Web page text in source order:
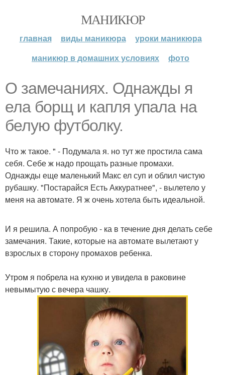
МАНИКЮР
главная виды маникюра
уроки маникюра
маникюр в домашних условиях
фото
О замечаниях. Однажды я
ела борщ и капля упала на
белую футболку.
Что ж такое. " - Подумала я. но тут же простила сама
себя. Себе ж надо прощать разные промахи.
Однажды еще маленький Макс ел суп и облил чистую
рубашку. "Постарайся Есть Аккуратнее", - вылетело у
меня на автомате. Я ж очень хотела быть идеальной.
И я решила. А попробую - ка в течение дня делать себе
замечания. Такие, которые на автомате вылетают у
взрослых в сторону промахов ребенка.
Утром я побрела на кухню и увидела в раковине
невымытую с вечера чашку.